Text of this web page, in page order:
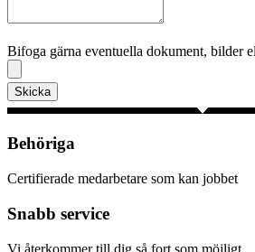
Bifoga gärna eventuella dokument, bilder
Skicka
Behöriga
Certifierade medarbetare som kan jobbet
Snabb service
Vi återkommer till dig så fort som möjligt